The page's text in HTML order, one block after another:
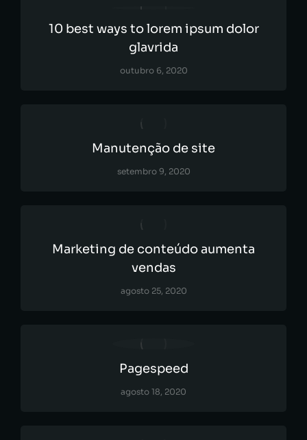
10 best ways to lorem ipsum dolor
glavrida
outubro 6, 2020
Manutenção de site
setembro 9, 2020
Marketing de conteúdo aumenta
vendas
agosto 25, 2020
Pagespeed
agosto 18, 2020